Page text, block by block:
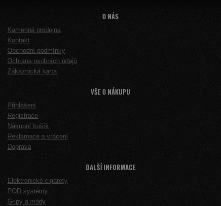
O NÁS
Kamenná prodejna
Kontakt
Obchodní podmínky
Ochrana osobních údajů
Zákaznická karta
VŠE O NÁKUPU
Přihlášení
Registrace
Nákupní košík
Reklamace a vrácení
Doprava
DALŠÍ INFORMACE
Elektronické cigarety
POD systémy
Gripy a módy